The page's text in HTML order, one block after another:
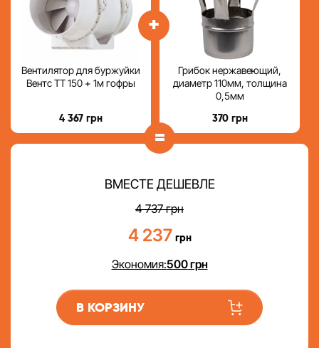
Вентилятор для буржуйки
Вентс ТТ 150 + 1м гофры
4 367 грн
Грибок нержавеющий,
диаметр 110мм, толщина
0,5мм
370грн
+
=
ВМЕСТЕ ДЕШЕВЛЕ
4 737грн
4 237 грн
Экономия:500грн
В КОРЗИНУ